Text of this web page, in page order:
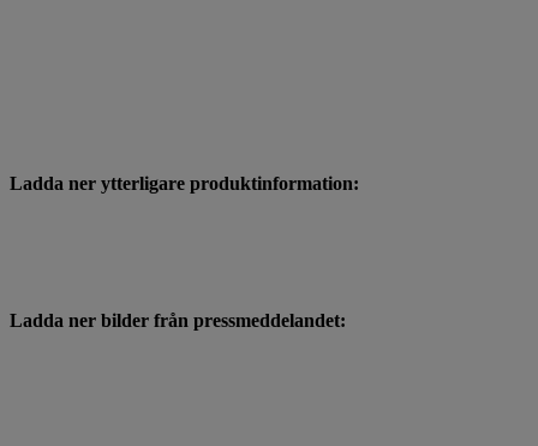
Ladda ner ytterligare produktinformation:
Ladda ner bilder från pressmeddelandet: